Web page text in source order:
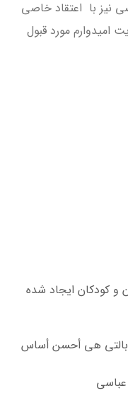
نیز با اعتقاد خاصی
امیدوارم مورد قبول
و کودکان ایجاد شده
هي أحسن أساس